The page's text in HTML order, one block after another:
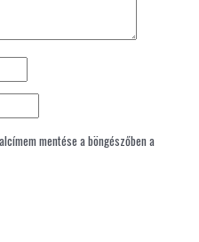
mentése a böngészőben a